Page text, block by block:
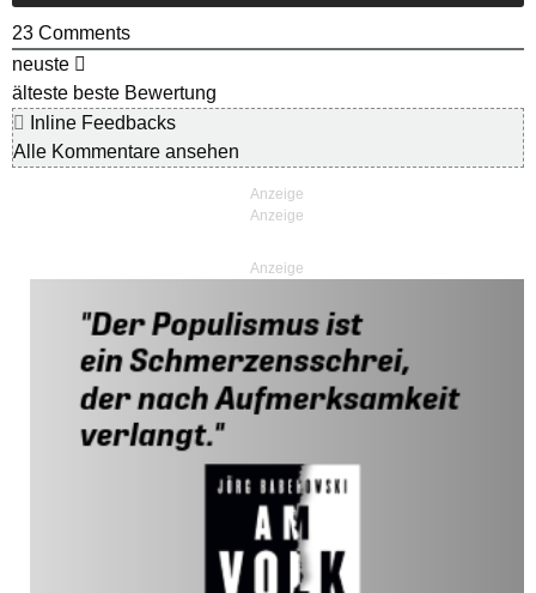
23 Comments
neuste
älteste beste Bewertung
Inline Feedbacks
Alle Kommentare ansehen
Anzeige